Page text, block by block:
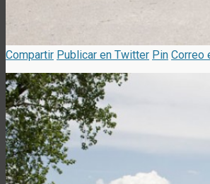
Compartir Publicar en Twitter Pin Correo